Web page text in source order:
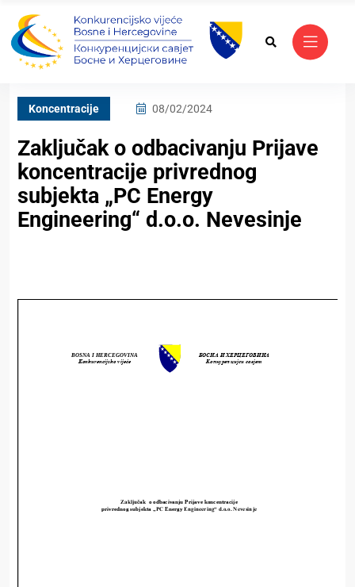
Koncentracije 08/02/2024
Zaključak o odbacivanju Prijave
koncentracije privrednog
subjekta „PC Energy
Engineering“ d.o.o. Nevesinje